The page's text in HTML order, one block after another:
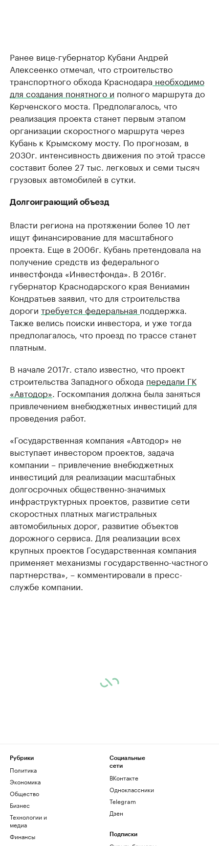
Ранее вице-губернатор Кубани Андрей
Алексеенко отмечал, что строительство
транспортного обхода Краснодара необходимо
для создания понятного и полного маршрута до
Керченского моста. Предполагалось, что
реализация проекта станет первым этапом
организации скоростного маршрута через
Кубань к Крымскому мосту. По прогнозам, в
2030г. интенсивность движения по этой трассе
составит более 27 тыс. легковых и семи тысяч
грузовых автомобилей в сутки.
Долгоиграющий объезд
Власти региона на протяжении более 10 лет
ищут финансирование для масштабного
проекта. Еще в 2006г. Кубань претендовала на
получение средств из федерального
инвестфонда «Инвестфонда». В 2016г.
губернатор Краснодарского края Вениамин
Кондратьев заявил, что для строительства
дороги требуется федеральная поддержка.
Также велись поиски инвестора, и уже тогда
предполагалось, что проезд по трассе станет
платным.
В начале 2017г. стало известно, что проект
строительства Западного обхода передали ГК
«Автодор» . Госкомпания должна была заняться
привлечением внебюджетных инвестиций для
проведения работ.
«Государственная компания «Автодор» не
выступает инвестором проектов, задача
компании – привлечение внебюджетных
инвестиций для реализации масштабных
долгосрочных общественно-значимых
инфраструктурных проектов, развитие сети
скоростных платных магистральных
автомобильных дорог, развитие объектов
дорожного сервиса. Для реализации всех
крупных проектов Государственная компания
применяет механизмы государственно-частного
партнерства», – комментировали в пресс-
службе компании.
Рубрики
Политика
Экономика
Общество
Бизнес
Технологии и
медиа
Финансы
Социальные
сети
ВКонтакте
Одноклассники
Telegram
Дзен
Подписки